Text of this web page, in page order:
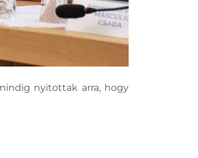
nyitottak arra, hogy